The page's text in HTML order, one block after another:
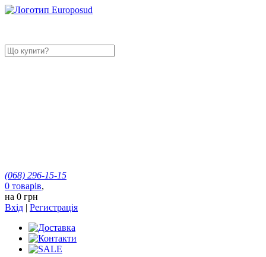
(068) 296-15-15
0 товарів,
на 0 грн
Вхід | Регистрація